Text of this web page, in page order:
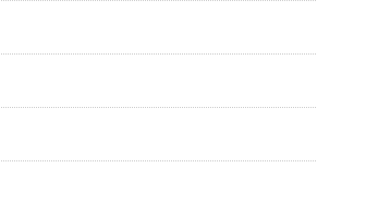
いただけます。
ルミーティングをアレンジします！～